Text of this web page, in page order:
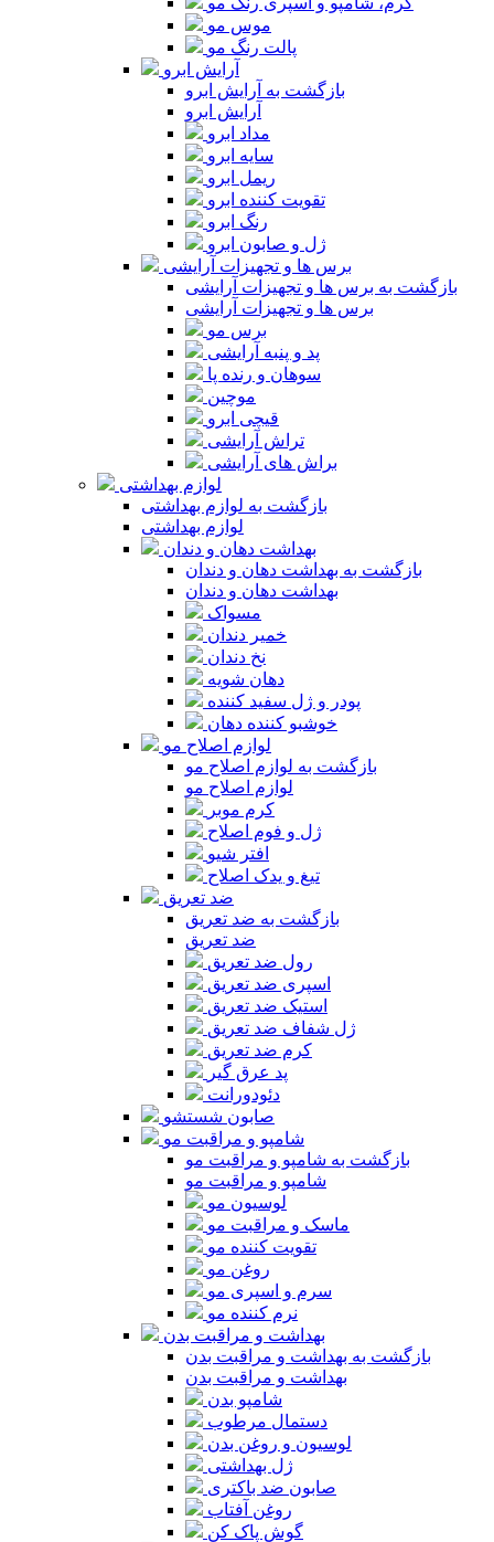
موس مو
پالت رنگ مو
آرایش ابرو
بازگشت به آرایش ابرو
آرایش ابرو
مداد ابرو
سایه ابرو
ریمل ابرو
تقویت کننده ابرو
رنگ ابرو
ژل و صابون ابرو
برس ها و تجهیزات آرایشی
بازگشت به برس ها و تجهیزات آرایشی
برس ها و تجهیزات آرایشی
برس مو
پد و پنبه آرایشی
سوهان و رنده پا
موچین
قیچی ابرو
تراش آرایشی
براش های آرایشی
لوازم بهداشتی
بازگشت به لوازم بهداشتی
لوازم بهداشتی
بهداشت دهان و دندان
بازگشت به بهداشت دهان و دندان
بهداشت دهان و دندان
مسواک
خمیر دندان
نخ دندان
دهان شویه
پودر و ژل سفید کننده
خوشبو کننده دهان
لوازم اصلاح مو
بازگشت به لوازم اصلاح مو
لوازم اصلاح مو
کرم موبر
ژل و فوم اصلاح
افتر شیو
تیغ و یدک اصلاح
ضد تعریق
بازگشت به ضد تعریق
ضد تعریق
رول ضد تعریق
اسپری ضد تعریق
استیک ضد تعریق
ژل شفاف ضد تعریق
کرم ضد تعریق
پد عرق گیر
دئودورانت
صابون شستشو
شامپو و مراقبت مو
بازگشت به شامپو و مراقبت مو
شامپو و مراقبت مو
لوسیون مو
ماسک و مراقبت مو
تقویت کننده مو
روغن مو
سرم و اسپری مو
نرم کننده مو
بهداشت و مراقبت بدن
بازگشت به بهداشت و مراقبت بدن
بهداشت و مراقبت بدن
شامپو بدن
دستمال مرطوب
لوسیون و روغن بدن
ژل بهداشتی
صابون ضد باکتری
روغن آفتاب
گوش پاک کن